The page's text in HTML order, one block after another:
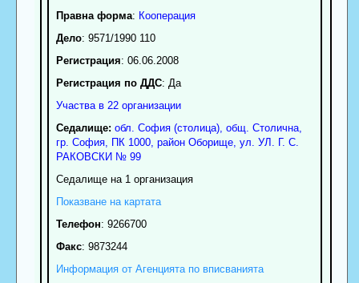
Правна форма: Кооперация
Дело: 9571/1990 110
Регистрация: 06.06.2008
Регистрация по ДДС: Да
Участва в 22 организации
Седалище: обл. София (столица), общ. Столична,
гр. София, ПК 1000, район Оборище, ул. УЛ. Г. С.
РАКОВСКИ № 99
Седалище на 1 организация
Показване на картата
Телефон: 9266700
Факс: 9873244
Информация от Агенцията по вписванията